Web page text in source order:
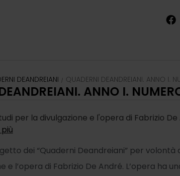
DEANDREIANI / QUADERNI DEANDREIANI. ANNO I.
ANNO I.
per la divulgazione e l'opera di Fabrizio
dei “Quaderni Deandreiani” per volontà
e l’opera di Fabrizio De André. L’opera ha